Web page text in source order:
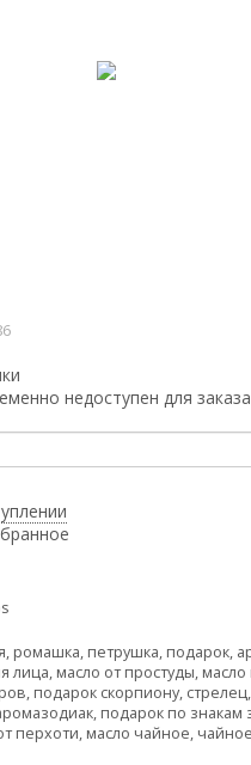
недоступен для заказа
, ромашка, петрушка, подарок,
лица, масло от простуды, масло
, подарок скорпиону, стрелец,
, подарок по знакам
перхоти, масло чайное,